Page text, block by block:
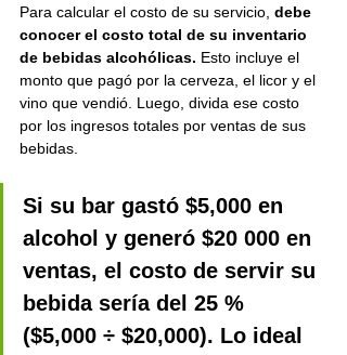
Para calcular el costo de su servicio, debe
conocer el costo total de su inventario
de bebidas alcohólicas. Esto incluye el
monto que pagó por la cerveza, el licor y el
vino que vendió. Luego, divida ese costo
por los ingresos totales por ventas de sus
bebidas.
Si su bar gastó $5,000 en
alcohol y generó $20 000 en
ventas, el costo de servir su
bebida sería del 25 %
($5,000 ÷ $20,000). Lo ideal